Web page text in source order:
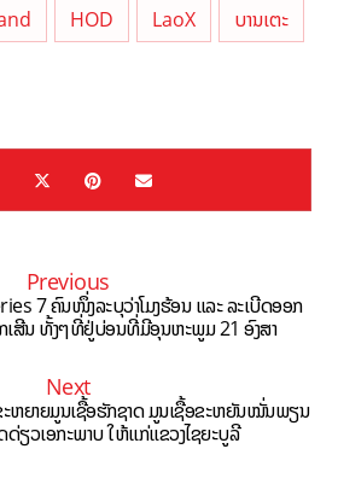
HOD LaoX ບານເຕະ
Previous
7 ຄົນໜຶ່ງລະບຸວ່າໂມງຮ້ອນ ແລະ ລະເບີດອອກ
ເສີນ ທັ້ງໆທີ່ຢູ່ບ່ອນທີ່ມີອຸນຫະພູມ 21 ອົງສາ
Next
ຫຍາຍມູນເຊື້ອຮັກຊາດ ມູນເຊື້ອຂະຫຍັນໝັ່ນພຽນ
ດ່ຽວເອກະພາບ ໃຫ້ແກ່ແຂວງໄຊຍະບູລີ